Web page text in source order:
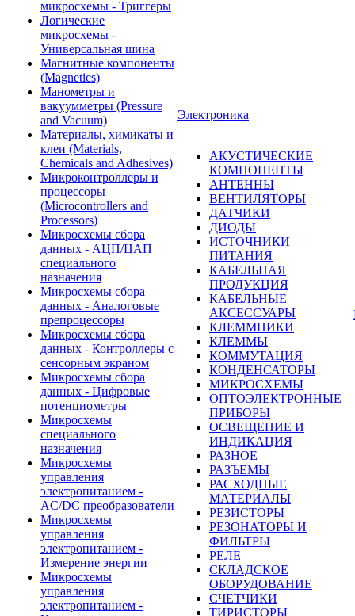
микросхемы - Триггеры
Логические
микросхемы -
Универсальная шина
Магнитные компоненты
(Magnetics)
Манометры и
вакуумметры (Pressure
and Vacuum)
Материалы, химикаты и
клеи (Materials,
Chemicals and Adhesives)
Микроконтроллеры и
процессоры
(Microcontrollers and
Processors)
Микросхемы сбора
данных - АЦП/ЦАП
специального
назначения
Микросхемы сбора
данных - Аналоговые
препроцессоры
Микросхемы сбора
данных - Контроллеры с
сенсорным экраном
Микросхемы сбора
данных - Цифровые
потенциометры
Микросхемы
специального
назначения
Микросхемы
управления
электропитанием -
AC/DC преобразователи
Микросхемы
управления
электропитанием -
Измерение энергии
Микросхемы
управления
электропитанием -
Электроника
АКУСТИЧЕСКИЕ
КОМПОНЕНТЫ
АНТЕННЫ
ВЕНТИЛЯТОРЫ
ДАТЧИКИ
ДИОДЫ
ИСТОЧНИКИ
ПИТАНИЯ
КАБЕЛЬНАЯ
ПРОДУКЦИЯ
КАБЕЛЬНЫЕ
АКСЕССУАРЫ
КЛЕММНИКИ
КЛЕММЫ
КОММУТАЦИЯ
КОНДЕНСАТОРЫ
МИКРОСХЕМЫ
ОПТОЭЛЕКТРОННЫЕ
ПРИБОРЫ
ОСВЕЩЕНИЕ И
ИНДИКАЦИЯ
РАЗНОЕ
РАЗЪЕМЫ
РАСХОДНЫЕ
МАТЕРИАЛЫ
РЕЗИСТОРЫ
РЕЗОНАТОРЫ И
ФИЛЬТРЫ
РЕЛЕ
СКЛАДСКОЕ
ОБОРУДОВАНИЕ
СЧЕТЧИКИ
ТИРИСТОРЫ